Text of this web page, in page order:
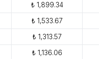
₺ 1,899.34
₺ 1,533.67
₺ 1,313.57
₺ 1,136.06